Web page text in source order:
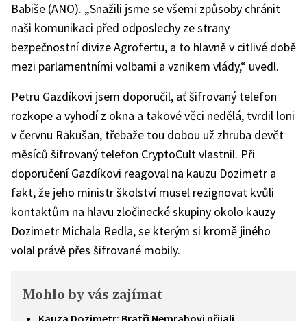
Babiše (ANO). „Snažili jsme se všemi způsoby chránit
naši komunikaci před odposlechy ze strany
bezpečnostní divize Agrofertu, a to hlavně v citlivé době
mezi parlamentními volbami a vznikem vlády,“ uvedl.
Petru Gazdíkovi jsem doporučil, ať šifrovaný telefon
rozkope a vyhodí z okna a takové věci nedělá, tvrdil loni
v červnu Rakušan, třebaže tou dobou už zhruba devět
měsíců šifrovaný telefon CryptoCult vlastnil. Při
doporučení Gazdíkovi reagoval na kauzu Dozimetr a
fakt, že jeho ministr školství musel rezignovat kvůli
kontaktům na hlavu zločinecké skupiny okolo kauzy
Dozimetr Michala Redla, se kterým si kromě jiného
volal právě přes šifrované mobily.
Mohlo by vás zajímat
Kauza Dozimetr: Bratři Nemrahovi přijali